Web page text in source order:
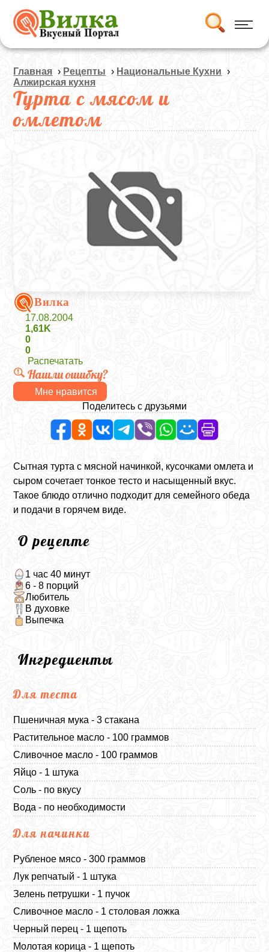
Главная › Рецепты › Национальные Кухни ›
Алжирская кухня
Турта с мясом и
омлетом
Вилка
17.08.2004
1,61K
0
0
Распечатать
Нашли ошибку?
Мне нравится
Поделитесь с друзьями
Сытная турта с мясной начинкой, кусочками омлета и
сыром сочетает тонкое тесто и насыщенный вкус.
Такое блюдо отлично подходит для семейного обеда
и подачи в горячем виде.
О рецепте
1 час 40 минут
6 - 8 порций
Любитель
В духовке
Выпечка
Ингредиенты
Для теста
Пшеничная мука - 3 стакана
Растительное масло - 100 граммов
Сливочное масло - 100 граммов
Яйцо - 1 штука
Соль - по вкусу
Вода - по необходимости
Для начинки
Рубленое мясо - 300 граммов
Лук репчатый - 1 штука
Зелень петрушки - 1 пучок
Сливочное масло - 1 столовая ложка
Черный перец - 1 щепоть
Молотая корица - 1 щепоть